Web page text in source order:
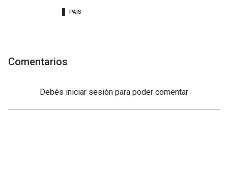
PAÍS
Comentarios
Debés iniciar sesión para poder comentar